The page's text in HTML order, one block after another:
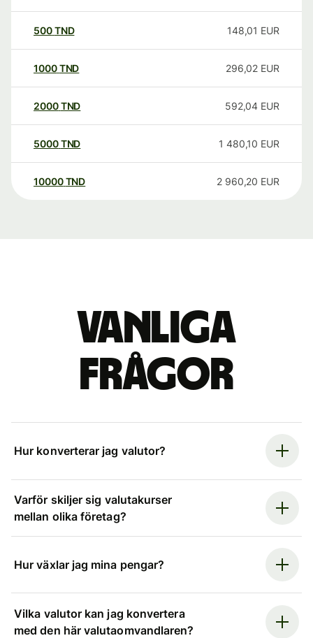
500TND 148,01 EUR
1000TND 296,02 EUR
2000TND 592,04 EUR
5000TND 1 480,10 EUR
10000 TND 2 960,20 EUR
Vanliga
frågor
Hur konverterar jag valutor?
Varför skiljer sig valutakurser
mellan olika företag?
Hur växlar jag mina pengar?
Vilka valutor kan jag konvertera
med den här valutaomvandlaren?